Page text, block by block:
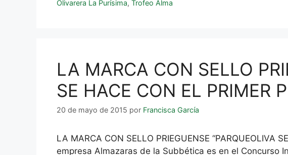
Olivarera La Purísima, Trofeo Alma
LA MARCA CON SELLO
SE HACE CON EL PRIMER
20 de mayo de 2015 por Francisca García
LA MARCA CON SELLO PRIEGUENSE “PARQUEOLIVA
empresa Almazaras de la Subbética es en el Concurso